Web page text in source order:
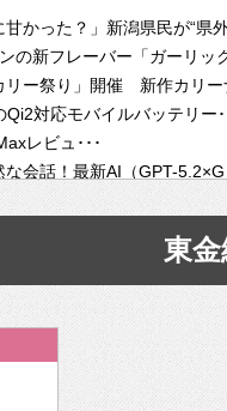
甘かった？」新潟県民が“県
の新フレーバー「ガーリッ
リー祭り」開催 新作カリー
対応モバイルバッテリー･
レビュ･･･
な会話！最新AI（GPT-5.2×G
VITURE Luma Ultra･･･
ジャストシステム、”自分が
自分で作って、想いを渡す
東金